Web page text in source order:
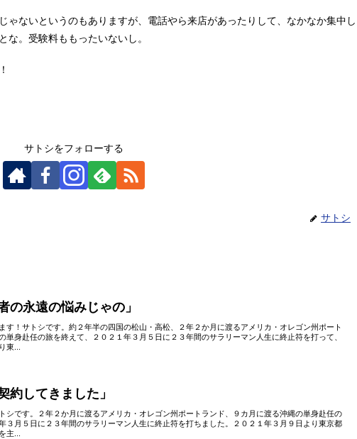
ゃないというのもありますが、電話やら来店があったりして、なかなか集中し
な。受験料ももったいないし。
サトシをフォローする
サトシ
の永遠の悩みじゃの」
す！サトシです。約２年半の四国の松山・高松、２年２か月に渡るアメリカ・オレゴン州ポート
単身赴任の旅を終えて、２０２１年３月５日に２３年間のサラリーマン人生に終止符を打って、
東...
約してきました」
シです。２年２か月に渡るアメリカ・オレゴン州ポートランド、９カ月に渡る沖縄の単身赴任の
３月５日に２３年間のサラリーマン人生に終止符を打ちました。２０２１年３月９日より東京都
主...